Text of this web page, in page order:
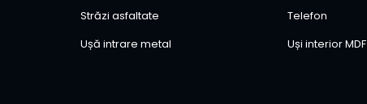
Străzi asfaltate
Telefon
Ușă intrare metal
Uși interior MDF